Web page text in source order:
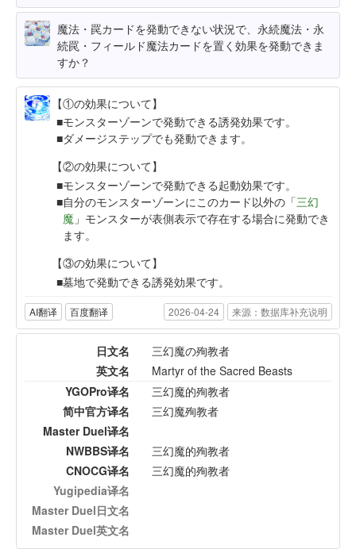
魔法・罠カードを発動できない状況で、永続魔法・永
続罠・フィールド魔法カードを置く効果を発動できま
すか？
【①の効果について】
モンスターゾーンで発動できる誘発効果です。
ダメージステップでも発動できます。
【②の効果について】
モンスターゾーンで発動できる起動効果です。
自分のモンスターゾーンにこのカード以外の「三幻
魔 」モンスターが表側表示で存在する場合に発動でき
ます。
【③の効果について】
墓地で発動できる誘発効果です。
AI翻译 百度翻译 2026-04-24 来源：数据库补充说明
日文名
三幻魔の殉教者
英文名
Martyr of the Sacred Beasts
YGOPro译名
三幻魔的殉教者
简中官方译名
三幻魔殉教者
Master Duel译名
NWBBS译名
三幻魔的殉教者
CNOCG译名
三幻魔的殉教者
Yugipedia译名
Master Duel日文名
Master Duel英文名